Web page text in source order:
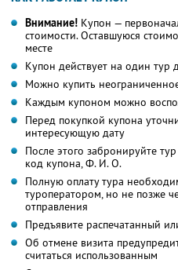
Внимание! Купон —
стоимости. Оставшуюся
месте
Купон действует на один тур
Можно купить
Каждым купоном можно
Перед покупкой купона
интересующую дату
После этого забронируйте
код купона,Ф. И. О.
Полную оплату тура
туроператором, но не позже
отправления
Предъявите распечатанный
Об отмене визита
считаться использованным